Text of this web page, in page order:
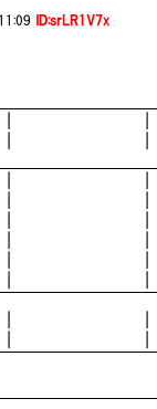
ID:srLR1V7x
￣￣￣￣￣￣￣
￣￣￣￣￣￣